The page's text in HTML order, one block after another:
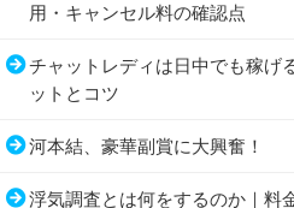
用・キャンセル料の確認点
チャットレディは日中でも稼げ
ットとコツ
河本結、豪華副賞に大興奮！
浮気調査とは何をするのか｜料